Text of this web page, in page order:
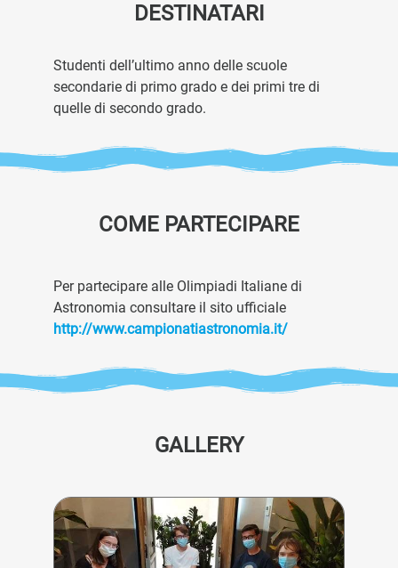
DESTINATARI
Studenti dell’ultimo anno delle scuole
secondarie di primo grado e dei primi tre di
quelle di secondo grado.
COME PARTECIPARE
Per partecipare alle Olimpiadi Italiane di
Astronomia consultare il sito ufficiale
http://www.campionatiastronomia.it/
GALLERY